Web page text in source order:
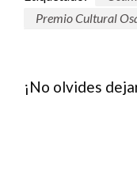
Premio Cultural
¡No olvides